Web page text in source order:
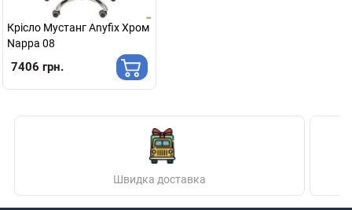
Крiсло Мустанг Anyfix Хром
Nappa 08
7406 грн.
Швидка доставка